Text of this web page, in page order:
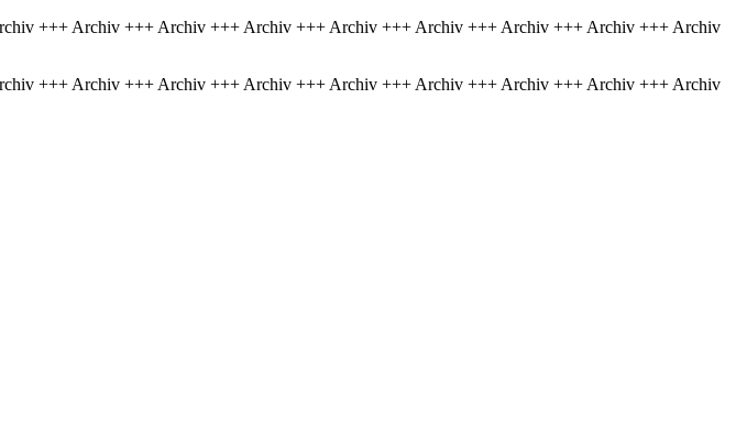
+++ Archiv +++ Archiv +++ Archiv +++ Archiv +++ Archiv +++ Archiv +++ Archiv +++ Archiv
+++ Archiv +++ Archiv +++ Archiv +++ Archiv +++ Archiv +++ Archiv +++ Archiv +++ Archiv